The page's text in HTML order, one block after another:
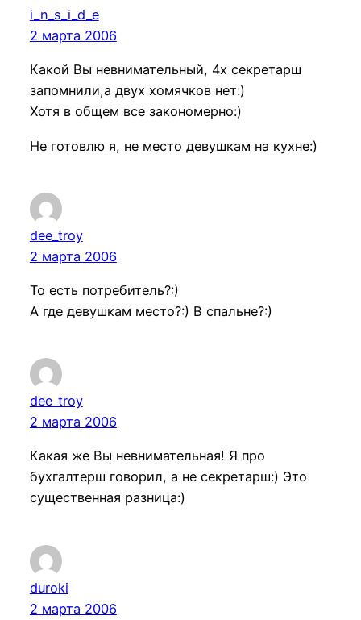
i_n_s_i_d_e
2 марта 2006
Какой Вы невнимательный, 4х секретарш
запомнили,а двух хомячков нет:)
Хотя в общем все закономерно:)
Не готовлю я, не место девушкам на кухне:)
dee_troy
2 марта 2006
То есть потребитель?:)
А где девушкам место?:) В спальне?:)
dee_troy
2 марта 2006
Какая же Вы невнимательная! Я про
бухгалтерш говорил, а не секретарш:) Это
существенная разница:)
duroki
2 марта 2006